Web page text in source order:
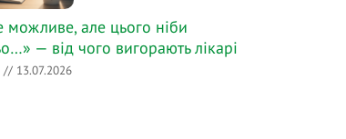
можливе, але цього ніби
— від чого вигорають лікарі
// 13.07.2026